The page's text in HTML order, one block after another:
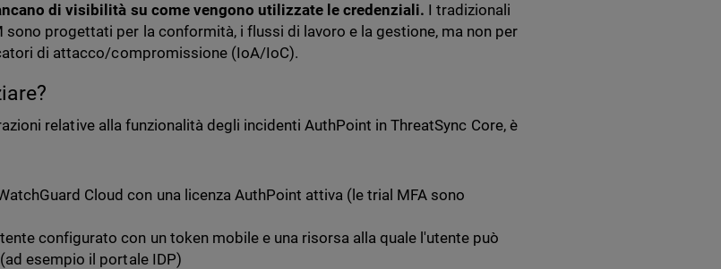
di visibilità su come vengono utilizzate le credenziali. I tradizionali
sono progettati per la conformità, i flussi di lavoro e la gestione, ma non per
di attacco/compromissione (IoA/IoC).
relative alla funzionalità degli incidenti AuthPoint in ThreatSync Core, è
Cloud con una licenza AuthPoint attiva (le trial MFA sono
configurato con un token mobile e una risorsa alla quale l'utente può
esempio il portale IDP)